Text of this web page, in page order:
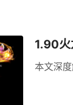
1.90火
本文深